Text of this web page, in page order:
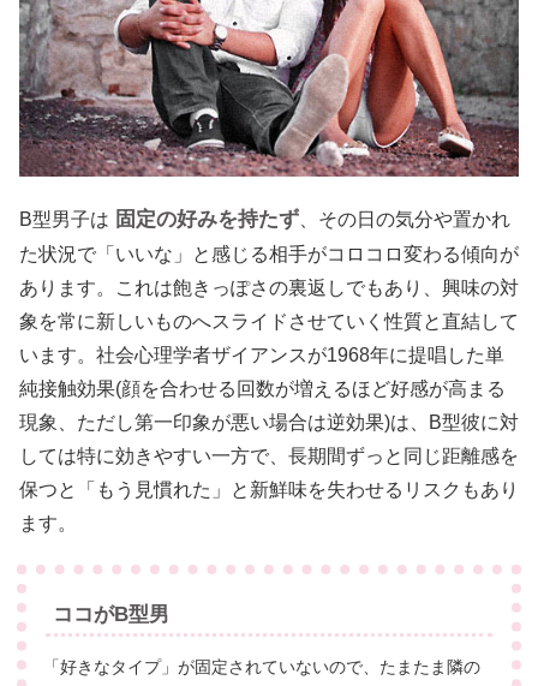
B型男子は 固定の好みを持たず 、その日の気分や置かれ
た状況で「いいな」と感じる相手がコロコロ変わる傾向が
あります。これは飽きっぽさの裏返しでもあり、興味の対
象を常に新しいものへスライドさせていく性質と直結して
います。社会心理学者ザイアンスが1968年に提唱した単
純接触効果(顔を合わせる回数が増えるほど好感が高まる
現象、ただし第一印象が悪い場合は逆効果)は、B型彼に対
しては特に効きやすい一方で、長期間ずっと同じ距離感を
保つと「もう見慣れた」と新鮮味を失わせるリスクもあり
ます。
ココがB型男
「好きなタイプ」が固定されていないので、たまたま隣の